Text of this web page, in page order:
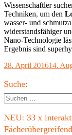
Wissenschaftler
Techniken, um den
wasser- und
widerstandsfähiger
Nano-Technologie
Ergebnis sind
Veröffentlicht
28. April 201614.
Haupt-
Seitenleiste
Suche:
Suchen
nach:
NEU: 33 x